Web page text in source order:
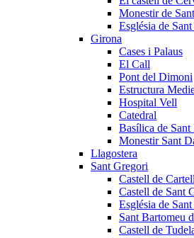
Monestir de
Església de
Girona
Cases i Palaus
El Call
Pont del Dimoni
Estructura
Hospital Vell
Catedral
Basílica de Sant
Monestir Sant
Llagostera
Sant Gregori
Castell de
Castell de Sant
Església de
Sant Bartomeu
Castell de